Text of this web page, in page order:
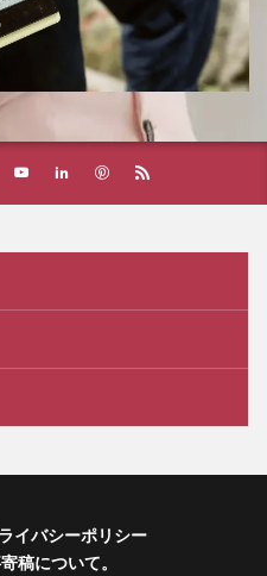
イバシーポリシー
稿について。